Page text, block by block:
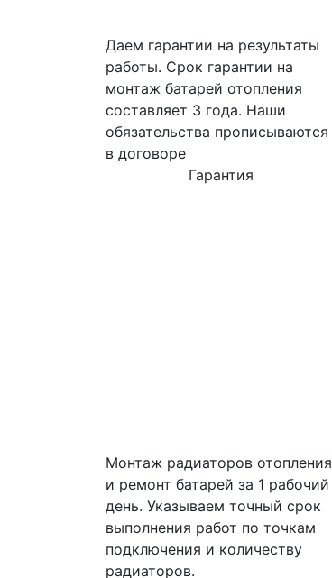
Даем гарантии на результаты
работы. Срок гарантии на
монтаж батарей отопления
составляет 3 года. Наши
обязательства прописываются
в договоре
Гарантия
Монтаж радиаторов отопления
и ремонт батарей за 1 рабочий
день. Указываем точный срок
выполнения работ по точкам
подключения и количеству
радиаторов.